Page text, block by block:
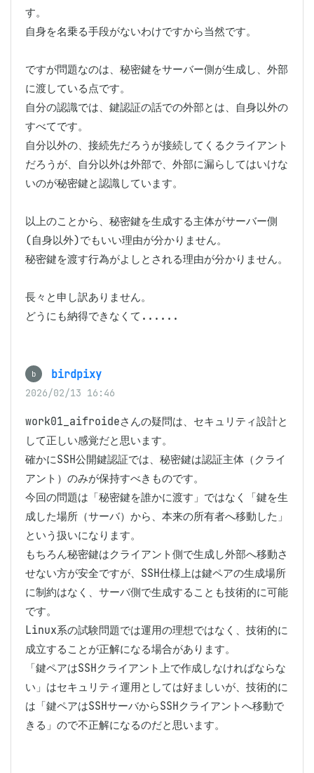
す。
自身を名乗る手段がないわけですから当然です。
ですが問題なのは、秘密鍵をサーバー側が生成し、外部
に渡している点です。
自分の認識では、鍵認証の話での外部とは、自身以外の
すべてです。
自分以外の、接続先だろうが接続してくるクライアント
だろうが、自分以外は外部で、外部に漏らしてはいけな
いのが秘密鍵と認識しています。
以上のことから、秘密鍵を生成する主体がサーバー側
(自身以外)でもいい理由が分かりません。
秘密鍵を渡す行為がよしとされる理由が分かりません。
長々と申し訳ありません。
どうにも納得できなくて......
b birdpixy
2026/02/13 16:46
work01_aifroideさんの疑問は、セキュリティ設計と
して正しい感覚だと思います。
確かにSSH公開鍵認証では、秘密鍵は認証主体（クライ
アント）のみが保持すべきものです。
今回の問題は「秘密鍵を誰かに渡す」ではなく「鍵を生
成した場所（サーバ）から、本来の所有者へ移動した」
という扱いになります。
もちろん秘密鍵はクライアント側で生成し外部へ移動さ
せない方が安全ですが、SSH仕様上は鍵ペアの生成場所
に制約はなく、サーバ側で生成することも技術的に可能
です。
Linux系の試験問題では運用の理想ではなく、技術的に
成立することが正解になる場合があります。
「鍵ペアはSSHクライアント上で作成しなければならな
い」はセキュリティ運用としては好ましいが、技術的に
は「鍵ペアはSSHサーバからSSHクライアントへ移動で
きる」ので不正解になるのだと思います。